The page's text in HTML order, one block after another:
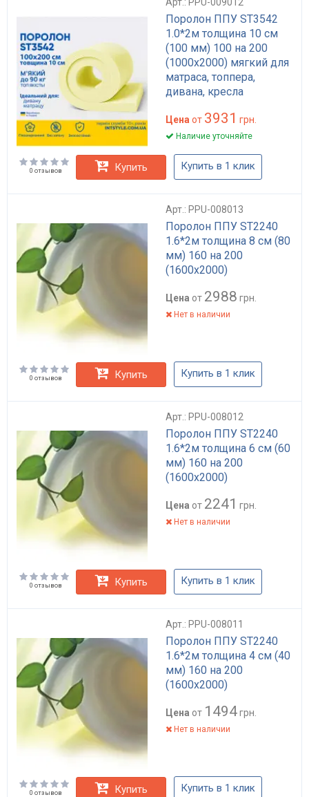
Поролон ППУ ST3542
1.0*2м толщина 10 см
(100 мм) 100 на 200
(1000х2000) мягкий для
матраса, топпера,
дивана, кресла
Цена от 3931 грн.
Наличие уточняйте
0 отзывов Купить Купить в 1 клик
Арт.: PPU-008013
Поролон ППУ ST2240
1.6*2м толщина 8 см (80
мм) 160 на 200
(1600х2000)
Цена от 2988 грн.
Нет в наличии
0 отзывов Купить Купить в 1 клик
Арт.: PPU-008012
Поролон ППУ ST2240
1.6*2м толщина 6 см (60
мм) 160 на 200
(1600х2000)
Цена от 2241 грн.
Нет в наличии
0 отзывов Купить Купить в 1 клик
Арт.: PPU-008011
Поролон ППУ ST2240
1.6*2м толщина 4 см (40
мм) 160 на 200
(1600х2000)
Цена от 1494грн.
Нет в наличии
0 отзывов Купить Купить в 1 клик